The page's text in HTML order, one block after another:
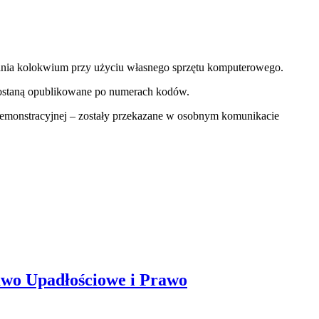
kolokwium przy użyciu własnego sprzętu komputerowego.
opublikowane po numerach kodów.
– zostały przekazane w osobnym komunikacie
Upadłościowe i Prawo